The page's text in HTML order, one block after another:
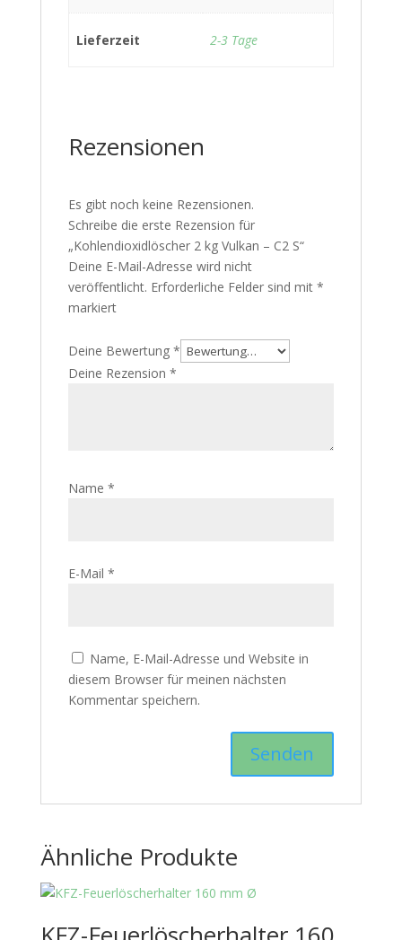
Lieferzeit 2-3 Tage
Rezensionen
Es gibt noch keine Rezensionen.
Schreibe die erste Rezension für
„Kohlendioxidlöscher 2 kg Vulkan – C2 S“
Deine E-Mail-Adresse wird nicht
veröffentlicht. Erforderliche Felder sind mit *
markiert
Deine Bewertung *
Deine Rezension *
Name *
E-Mail *
Name, E-Mail-Adresse und Website in
diesem Browser für meinen nächsten
Kommentar speichern.
Ähnliche Produkte